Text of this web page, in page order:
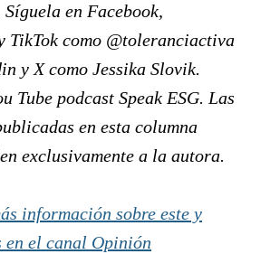
Síguela en Facebook,
TikTok como @toleranciactiva
y X como Jessika Slovik.
Tube podcast Speak ESG. Las
en esta columna
exclusivamente a la autora.
información sobre este y
en el canal Opinión